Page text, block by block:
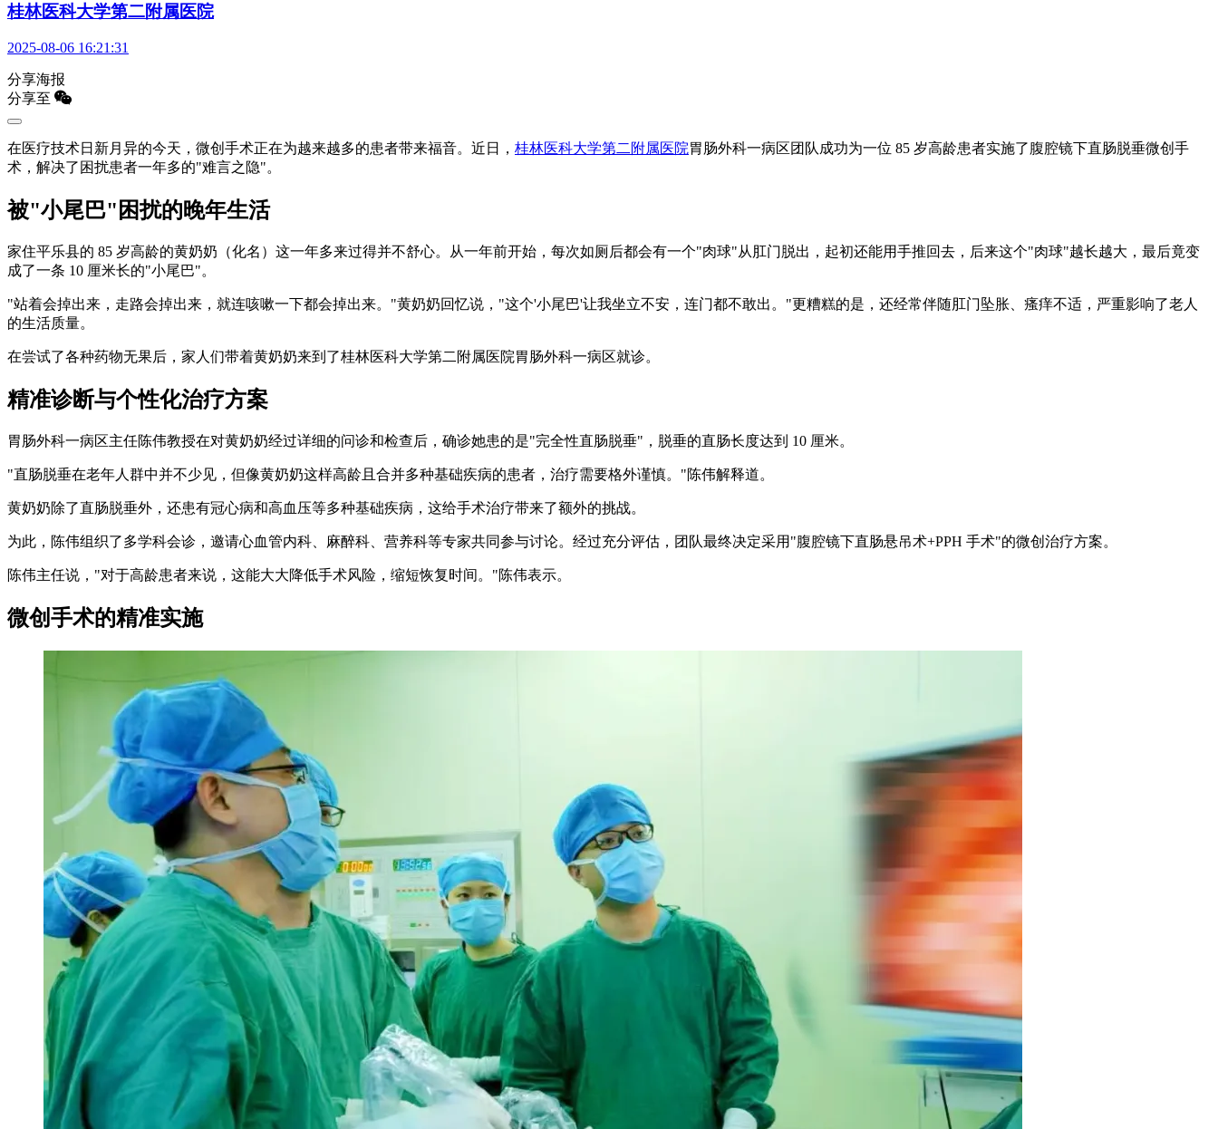
桂林医科大学第二附属医院
2025-08-06 16:21:31
分享海报
分享至
在医疗技术日新月异的今天，微创手术正在为越来越多的患者带来福音。近日， 桂林医科大学第二附属医院胃肠外科一病区团队成功为一位 85 岁高龄患者实施了腹腔镜下直肠脱垂微创手
术，解决了困扰患者一年多的"难言之隐"。
被"小尾巴"困扰的晚年生活
家住平乐县的 85 岁高龄的黄奶奶（化名）这一年多来过得并不舒心。从一年前开始，每次如厕后都会有一个"肉球"从肛门脱出，起初还能用手推回去，后来这个"肉球"越长越大，最后竟变
成了一条 10 厘米长的"小尾巴"。
"站着会掉出来，走路会掉出来，就连咳嗽一下都会掉出来。"黄奶奶回忆说，"这个'小尾巴'让我坐立不安，连门都不敢出。"更糟糕的是，还经常伴随肛门坠胀、瘙痒不适，严重影响了老人
的生活质量。
在尝试了各种药物无果后，家人们带着黄奶奶来到了桂林医科大学第二附属医院胃肠外科一病区就诊。
精准诊断与个性化治疗方案
胃肠外科一病区主任陈伟教授在对黄奶奶经过详细的问诊和检查后，确诊她患的是"完全性直肠脱垂"，脱垂的直肠长度达到 10 厘米。
"直肠脱垂在老年人群中并不少见，但像黄奶奶这样高龄且合并多种基础疾病的患者，治疗需要格外谨慎。"陈伟解释道。
黄奶奶除了直肠脱垂外，还患有冠心病和高血压等多种基础疾病，这给手术治疗带来了额外的挑战。
为此，陈伟组织了多学科会诊，邀请心血管内科、麻醉科、营养科等专家共同参与讨论。经过充分评估，团队最终决定采用"腹腔镜下直肠悬吊术+PPH 手术"的微创治疗方案。
陈伟主任说，"对于高龄患者来说，这能大大降低手术风险，缩短恢复时间。"陈伟表示。
微创手术的精准实施